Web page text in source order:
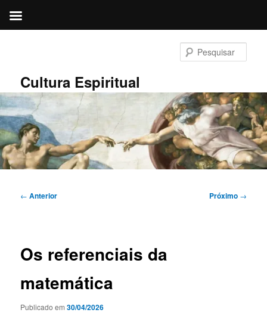
principalCultura Espiritual
Navegação
← Anterior Próximo →
Os referenciais da
matemática
Publicado em30/04/2026